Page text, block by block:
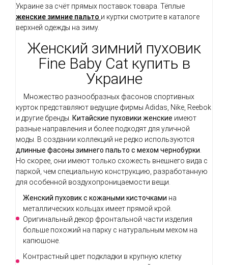
Украине за счёт прямых поставок товара. Тёплые
женские зимние пальто и куртки смотрите в каталоге
верхней одежды на зиму.
Женский зимний пуховик
Fine Baby Cat купить в
Украине
Множество разнообразных фасонов спортивных
курток представляют ведущие фирмы Adidas, Nike, Reebok
и другие бренды. Китайские пуховики женские имеют
разные направления и более подходят для уличной
моды. В создании коллекций не редко используются
длинные фасоны зимнего пальто с мехом чернобурки
Но скорее, они имеют только схожесть внешнего вида с
паркой, чем специальную конструкцию, разработанную
для особенной воздухопроницаемости вещи.
Женский пуховик с кожаными кисточками на
металлических кольцах имеет прямой крой.
Оригинальный декор фронтальной части изделия
больше похожий на парку с натуральным мехом на
капюшоне.
Контрастный цвет подкладки в крупную клетку